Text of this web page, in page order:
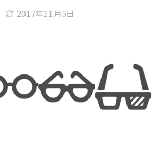
2017年11月5日